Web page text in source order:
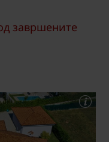
завршените